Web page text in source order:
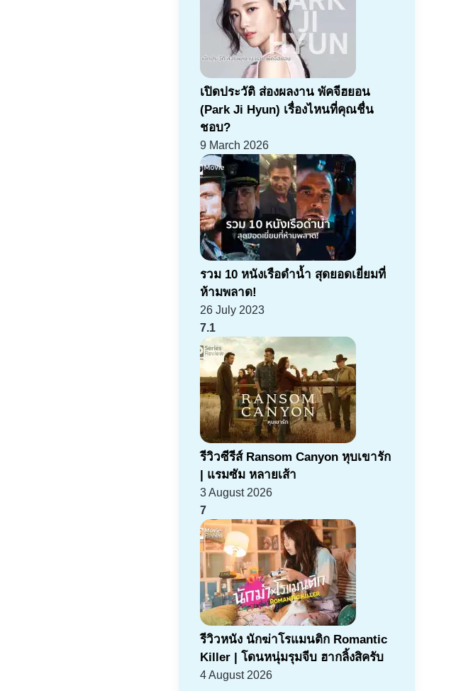
เปิดประวัติ ส่องผลงาน พัคจีฮยอน
(Park Ji Hyun) เรื่องไหนที่คุณชื่น
ชอบ?
9 March 2026
รวม 10 หนังเรือดำน้ำ สุดยอดเยี่ยมที่
ห้ามพลาด!
26 July 2023
7.1
รีวิวซีรีส์ Ransom Canyon หุบเขารัก
| แรมซัม หลายเส้า
3 August 2026
7
รีวิวหนัง นักฆ่าโรแมนติก Romantic
Killer | โดนหนุ่มรุมจีบ ฮากลิ้งสิครับ
4 August 2026